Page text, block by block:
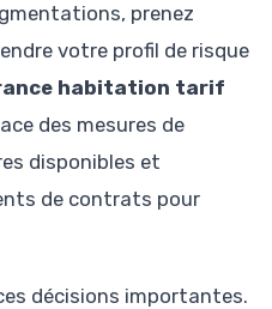
prenez
votre profil de risque
habitation tarif
des mesures de
disponibles et
de contrats pour
décisions importantes.